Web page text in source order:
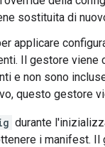
sostituita di
applicare
Il gestore
e non sono
questo gestore
durante
i manifest.